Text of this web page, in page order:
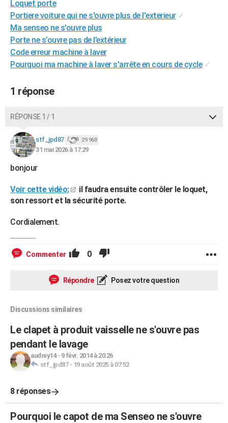
Destinations
City break
Voyage nature
Voyage de noces
Forum
PHOTO
GUIDES D'ACHAT
BONS PLANS
Carte de Noël
Carte Bonne année
Carte Saint-Valentin
Carte Pâques
Carte d'anniversaire
DICTIONNAIRE
Dictionnaire
Biographies
Citations
Expressions
Proverbes
PROGRAMME TV
COPAINS D'AVANT
S'inscrire
Se connecter
Lycées
Collèges
Primaires
Universités
Entreprises
Service militaire
Avis de recherche
AVIS DE DÉCÈS
Bricolage
Lifestyle
Culture
Sport
Auto
Television
Voyage
Cinema
Loquet porte
Portiere voiture qui ne s'ouvre plus de l'exterieur ✓
Ma senseo ne s'ouvre plus
Porte ne s’ouvre pas de l’extérieur
Code erreur machine à laver
Pourquoi ma machine à laver s'arrête en cours de cycle ✓
1 réponse
RÉPONSE 1 / 1
stf_jpd87 29 968
31 mai 2026 à 17:29
bonjour
Voir cette vidéo:
il faudra ensuite contrôler le loquet,
son ressort et la sécurité porte.
Cordialement.
Commenter 0
Répondre Posez votre question
Discussions similaires
Le clapet à produit vaisselle ne s'ouvre pas
pendant le lavage
audrey14- 9 févr. 2014 à 20:26
stf_jpd87- 19 août 2025 à 07:52
8 réponses
Pourquoi le capot de ma Senseo ne s'ouvre